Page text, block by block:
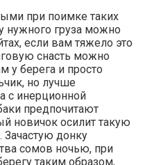
при поимке таких
нужного груза можно
если вам тяжело это
снасть можно
берега и просто
но лучше
с инерционной
предпочитают
новичок осилит такую
Зачастую донку
сомов ночью, при
таким образом,